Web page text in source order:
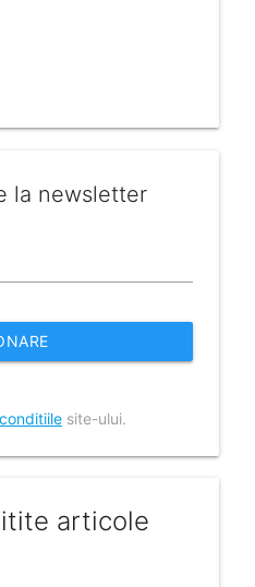
la newsletter
site-ului.
articole